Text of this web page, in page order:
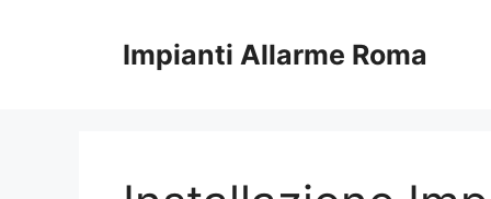
Impianti Allarme Roma